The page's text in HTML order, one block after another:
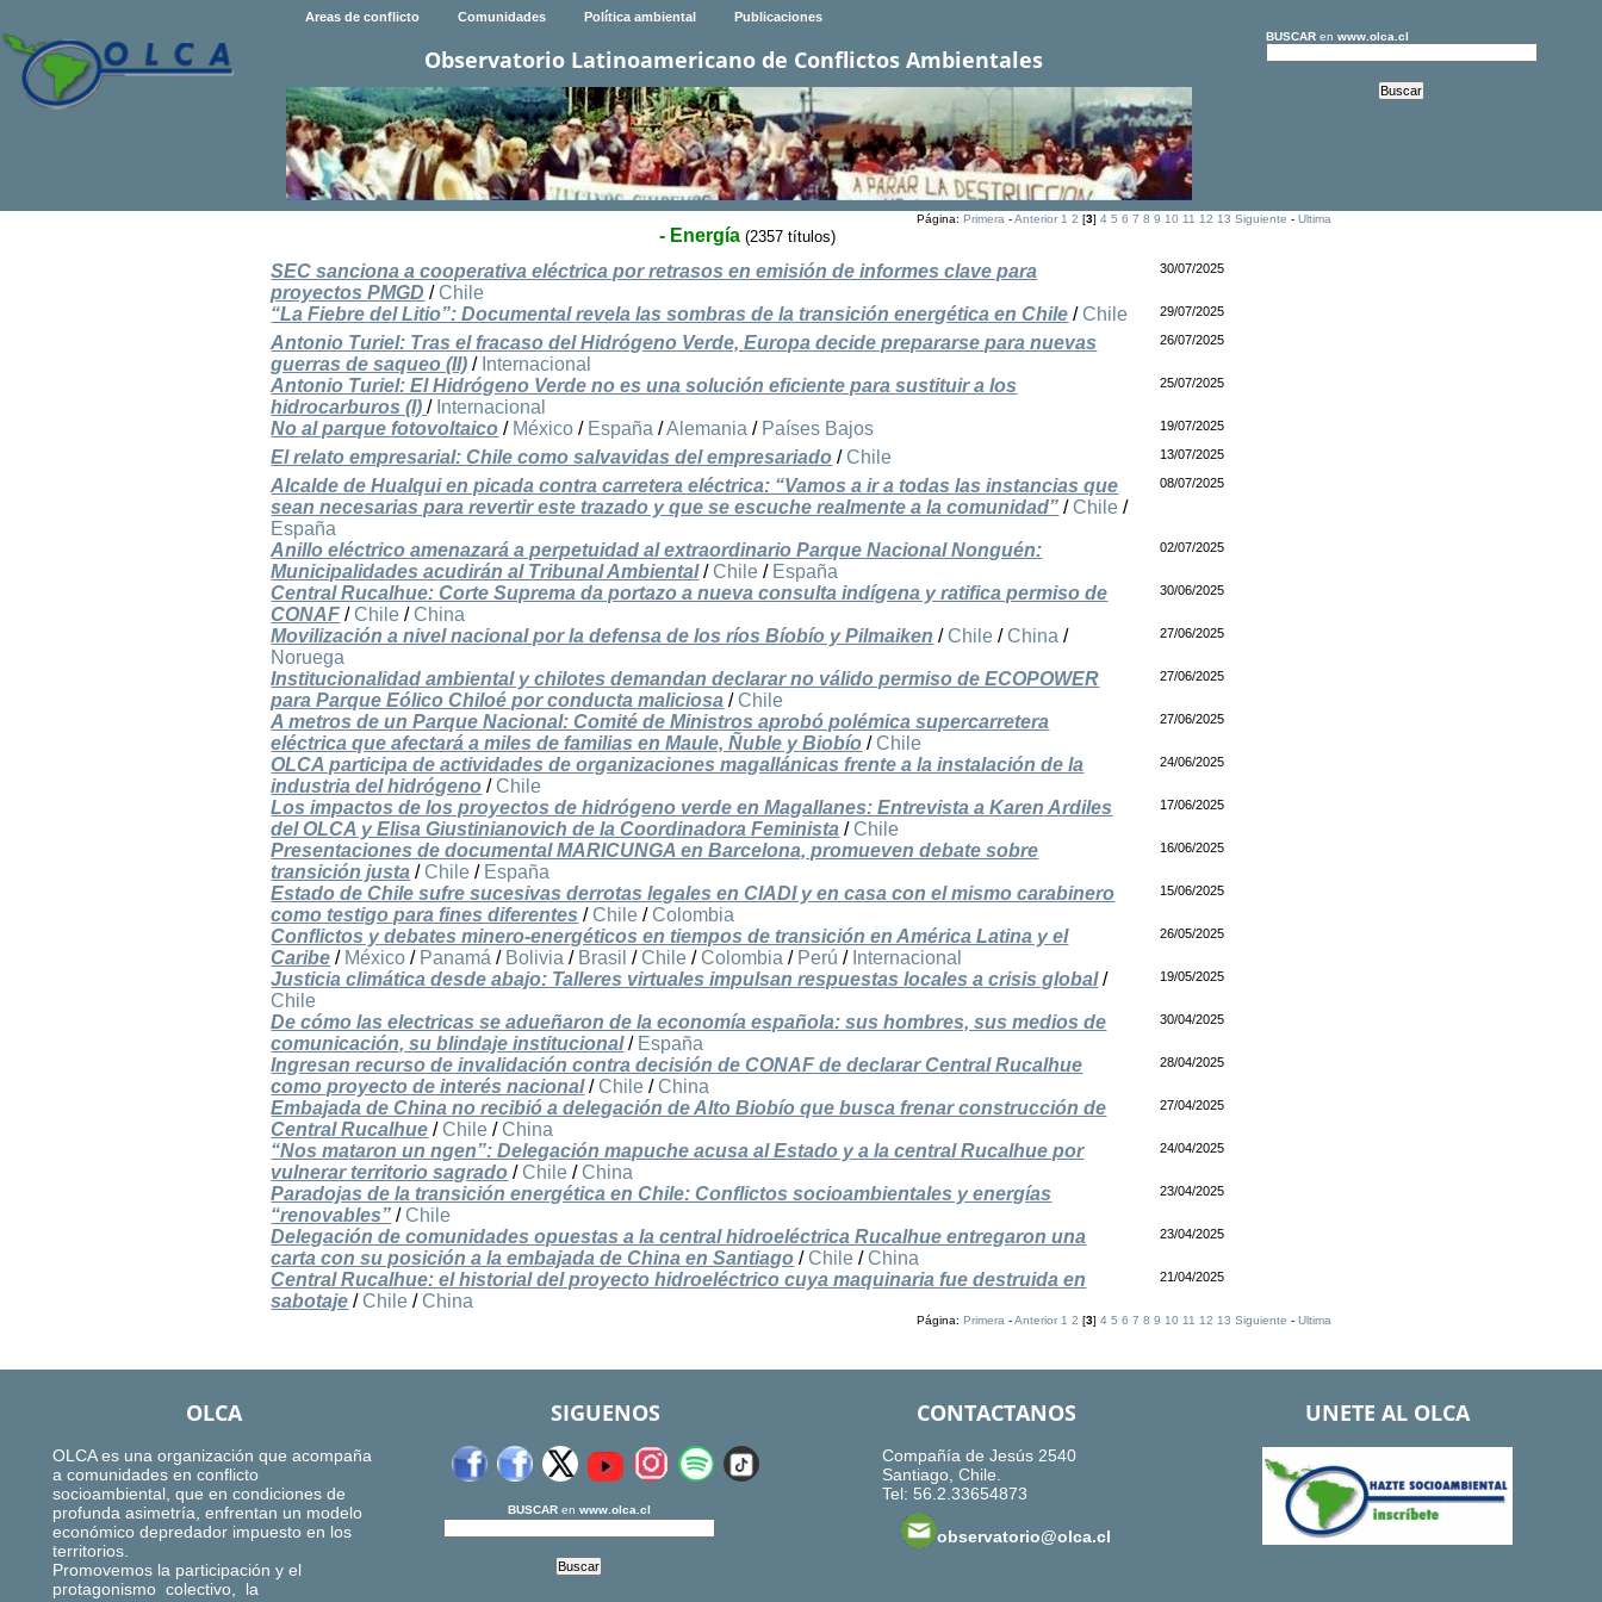
Areas de conflicto Comunidades Política ambiental Publicaciones
Observatorio Latinoamericano de Conflictos Ambientales
BUSCARen www.olca.cl
Página: Primera-Anterior 1 2 [3] 4 5 6 7 8 9 10 11 12 13 Siguiente - Ultima
- Energía (2357 títulos)
SEC sanciona a cooperativa eléctrica por retrasos en emisión de informes clave para
proyectos PMGD / Chile
30/07/2025
“La Fiebre del Litio”: Documental revela las sombras de la transición energética en Chile / Chile 29/07/2025
Antonio Turiel: Tras el fracaso del Hidrógeno Verde, Europa decide prepararse para nuevas
guerras de saqueo (II) / Internacional
26/07/2025
Antonio Turiel: El Hidrógeno Verde no es una solución eficiente para sustituir a los
hidrocarburos (I)/ Internacional
25/07/2025
No al parque fotovoltaico / México / España /Alemania / Países Bajos 19/07/2025
El relato empresarial: Chile como salvavidas del empresariado / Chile 13/07/2025
Alcalde de Hualqui en picada contra carretera eléctrica: “Vamos a ir a todas las instancias que
sean necesarias para revertir este trazado y que se escuche realmente a la comunidad” / Chile /
España
08/07/2025
Anillo eléctrico amenazará a perpetuidad al extraordinario Parque Nacional Nonguén:
Municipalidades acudirán al Tribunal Ambiental/ Chile / España
02/07/2025
Central Rucalhue: Corte Suprema da portazo a nueva consulta indígena y ratifica permiso de
CONAF / Chile / China
30/06/2025
Movilización a nivel nacional por la defensa de los ríos Bíobío y Pilmaiken / Chile / China /
Noruega
27/06/2025
Institucionalidad ambiental y chilotes demandan declarar no válido permiso de ECOPOWER
para Parque Eólico Chiloé por conducta maliciosa / Chile
27/06/2025
A metros de un Parque Nacional: Comité de Ministros aprobó polémica supercarretera
eléctrica que afectará a miles de familias en Maule, Ñuble y Biobío / Chile
27/06/2025
OLCA participa de actividades de organizaciones magallánicas frente a la instalación de la
industria del hidrógeno / Chile
24/06/2025
Los impactos de los proyectos de hidrógeno verde en Magallanes: Entrevista a Karen Ardiles
del OLCA y Elisa Giustinianovich de la Coordinadora Feminista / Chile
17/06/2025
Presentaciones de documental MARICUNGA en Barcelona, promueven debate sobre
transición justa / Chile / España
16/06/2025
Estado de Chile sufre sucesivas derrotas legales en CIADI y en casa con el mismo carabinero
como testigo para fines diferentes / Chile / Colombia
15/06/2025
Conflictos y debates minero-energéticos en tiempos de transición en América Latina y el
Caribe / México / Panamá / Bolivia / Brasil / Chile / Colombia / Perú / Internacional
26/05/2025
Justicia climática desde abajo: Talleres virtuales impulsan respuestas locales a crisis global/
Chile
19/05/2025
De cómo las electricas se adueñaron de la economía española: sus hombres, sus medios de
comunicación, su blindaje institucional/ España
30/04/2025
Ingresan recurso de invalidación contra decisión de CONAF de declarar Central Rucalhue
como proyecto de interés nacional/ Chile / China
28/04/2025
Embajada de China no recibió a delegación de Alto Biobío que busca frenar construcción de
Central Rucalhue / Chile / China
27/04/2025
“Nos mataron un ngen”: Delegación mapuche acusa al Estado y a la central Rucalhue por
vulnerar territorio sagrado / Chile / China
24/04/2025
Paradojas de la transición energética en Chile: Conflictos socioambientales y energías
“renovables” / Chile
23/04/2025
Delegación de comunidades opuestas a la central hidroeléctrica Rucalhue entregaron una
carta con su posición a la embajada de China en Santiago / Chile / China
23/04/2025
Central Rucalhue: el historial del proyecto hidroeléctrico cuya maquinaria fue destruida en
sabotaje / Chile / China
21/04/2025
Página: Primera-Anterior 1 2 [3] 4 5 6 7 8 9 10 11 12 13 Siguiente - Ultima
OLCA
OLCA es una organización que acompaña
a comunidades en conflicto
socioambiental, que en condiciones de
profunda asimetría, enfrentan un modelo
económico depredador impuesto en los
territorios.
Promovemos la participación y el
protagonismo colectivo, la
SIGUENOS
BUSCARen www.olca.cl
CONTACTANOS
Compañía de Jesús 2540
Santiago, Chile.
Tel: 56.2.33654873
observatorio@olca.cl
UNETE AL OLCA